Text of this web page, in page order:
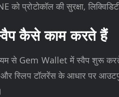
को प्रोटोकॉल की सुरक्षा,
कैसे काम करते हैं
Gem Wallet में स्वैप शुरू करते हैं,
स्लिप टॉलरेंस के आधार पर